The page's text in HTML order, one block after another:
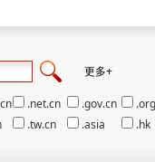
更多+
.net.cn .gov.cn
.tw.cn .asia
.hk